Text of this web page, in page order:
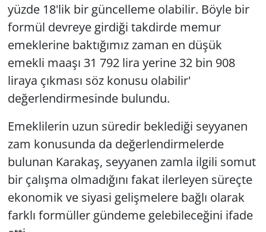
yüzde 18'lik bir güncelleme olabilir. Böyle bir
formül devreye girdiği takdirde memur
emeklerine baktığımız zaman en düşük
emekli maaşı 31 792 lira yerine 32 bin 908
liraya çıkması söz konusu olabilir'
değerlendirmesinde bulundu.
Emeklilerin uzun süredir beklediği seyyanen
zam konusunda da değerlendirmelerde
bulunan Karakaş, seyyanen zamla ilgili somut
bir çalışma olmadığını fakat ilerleyen süreçte
ekonomik ve siyasi gelişmelere bağlı olarak
farklı formüller gündeme gelebileceğini ifade